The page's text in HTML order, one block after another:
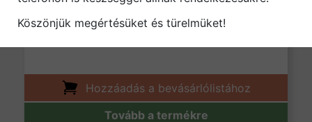
12790
Hozzáadás a bevásárlólistához
Tovább a termékre
Köszönjük megértésüket és türelmüket!